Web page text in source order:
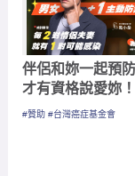
2023/10/